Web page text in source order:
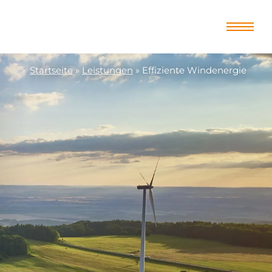
Startseite» Leistungen » Effiziente Windenergie